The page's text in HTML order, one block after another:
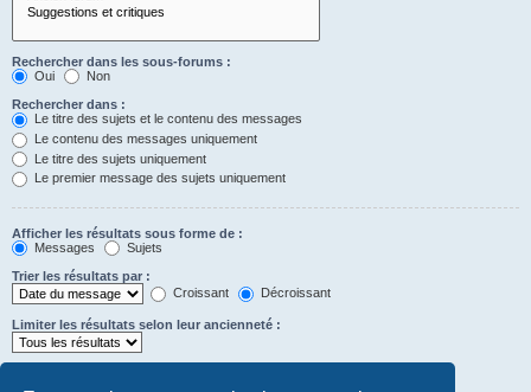
Rechercher dans les sous-forums :
Oui
Non
Rechercher dans :
Le titre des sujets et le contenu des messages
Le contenu des messages uniquement
Le titre des sujets uniquement
Le premier message des sujets uniquement
Afficher les résultats sous forme de :
Messages
Sujets
Trier les résultats par :
Croissant
Décroissant
Limiter les résultats selon leur ancienneté :